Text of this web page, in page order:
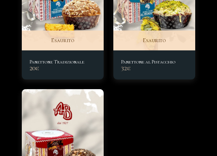
Esaurito
Panettone Tradizionale
20€
Esaurito
Panettone al Pistacchio
32€